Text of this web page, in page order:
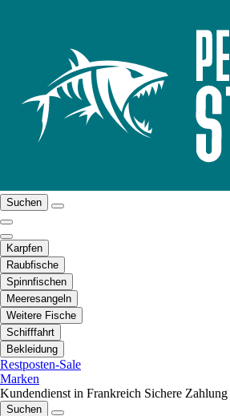
Suchen
Karpfen
Raubfische
Spinnfischen
Meeresangeln
Weitere Fische
Schifffahrt
Bekleidung
Restposten-Sale
Marken
Kundendienst in Frankreich Sichere Zahlung
Suchen